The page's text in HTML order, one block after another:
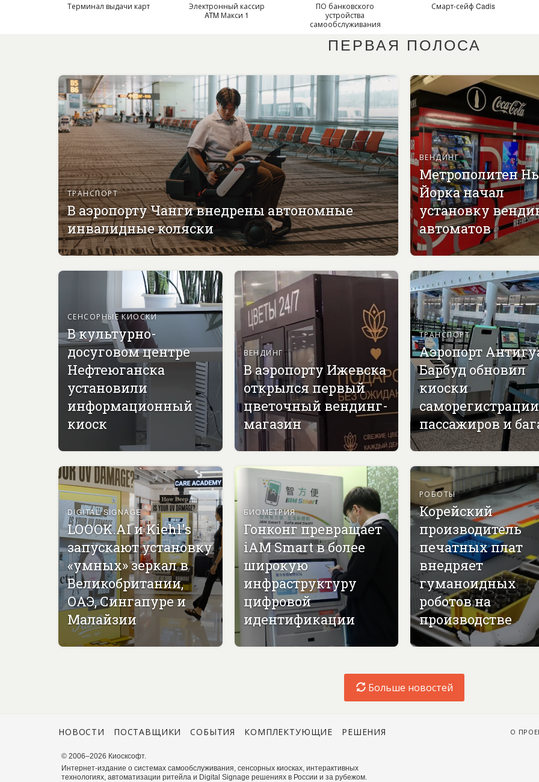
Терминал выдачи карт
Электронный кассир
ATM Макси 1
ПО банковского
устройства
самообслуживания
Смарт-сейф Cadis
ПЕРВАЯ ПОЛОСА
ТРАНСПОРТ
В аэропорту Чанги внедрены автономные
инвалидные коляски
ВЕНДИНГ
Метрополитен
Йорка начал
установку
автоматов
СЕНСОРНЫЕ КИОСКИ
В культурно-
досуговом центре
Нефтеюганска
установили
информационный
киоск
ВЕНДИНГ
В аэропорту Ижевска
открылся первый
цветочный вендинг-
магазин
ТРАНСПОРТ
Аэропорт
Барбуд обновил
киоски
саморегистрации
пассажиров и
DIGITAL SIGNAGE
LOOOK.AI и Kiehl's
запускают установку
«умных» зеркал в
Великобритании,
ОАЭ, Сингапуре и
Малайзии
БИОМЕТРИЯ
Гонконг превращает
iAM Smart в более
широкую
инфраструктуру
цифровой
идентификации
РОБОТЫ
Корейский
производитель
печатных плат
внедряет
гуманоидных
роботов на
производстве
Больше новостей
О
НОВОСТИ ПОСТАВЩИКИ СОБЫТИЯ КОМПЛЕКТУЮЩИЕ РЕШЕНИЯ
© 2006–2026 Киосксофт.
Интернет-издание о системах самообслуживания, сенсорных киосках, интерактивных
технологиях, автоматизации ритейла и Digital Signage решениях в России и за рубежом.